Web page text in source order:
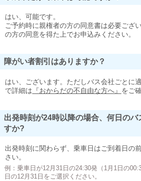
はい、可能です。
ご予約時に親権者の方の同意書は必要ござ
の方の同意を得た上でお申込みください。
障がい者割引はありますか？
はい、ございます。ただしバス会社ごとに
で詳細は 『おからだの不自由な方へ』 をご
出発時刻が24時以降の場合、何日の
すか?
出発時刻に関わらず、乗車日はご到着日の
さい。
例：乗車日が12月31日の24:30発（1月1日の
日の12月31日をご選択ください。